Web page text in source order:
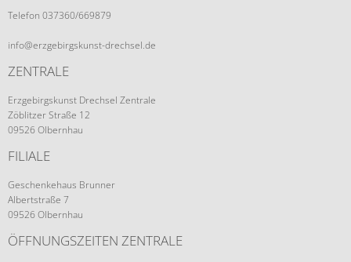
Telefon 037360/669879
info@erzgebirgskunst-drechsel.de
ZENTRALE
Erzgebirgskunst Drechsel Zentrale
Zöblitzer Straße 12
09526 Olbernhau
FILIALE
Geschenkehaus Brunner
Albertstraße 7
09526 Olbernhau
ÖFFNUNGSZEITEN ZENTRALE